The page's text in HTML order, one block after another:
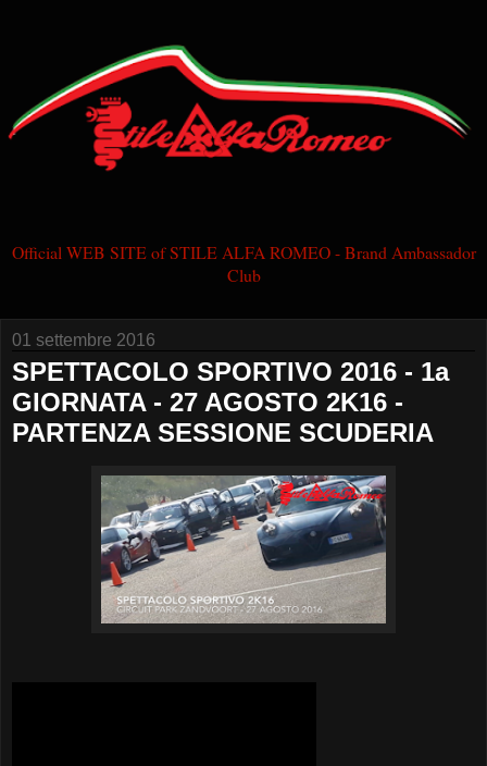
Official WEB SITE of STILE ALFA ROMEO - Brand Ambassador
Club
01 settembre 2016
SPETTACOLO SPORTIVO 2016 - 1a
GIORNATA - 27 AGOSTO 2K16 -
PARTENZA SESSIONE SCUDERIA